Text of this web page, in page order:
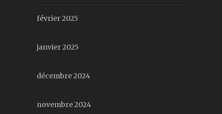
février 2025
janvier 2025
décembre 2024
novembre 2024